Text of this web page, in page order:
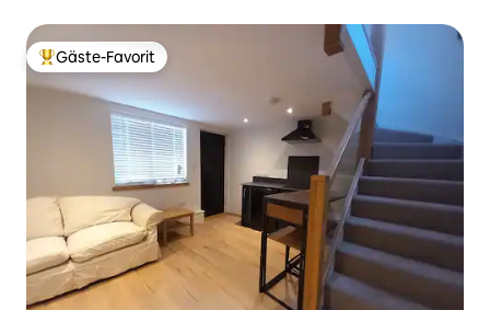
Beliebter Gäste-Favorit.
Gäste-Favorit